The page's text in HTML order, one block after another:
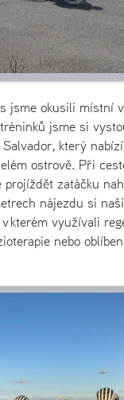
jsme okusili místní
jsme si
který
ostrově. Při
projíždět zatáčku
nájezdu si
kterém využívali
nebo